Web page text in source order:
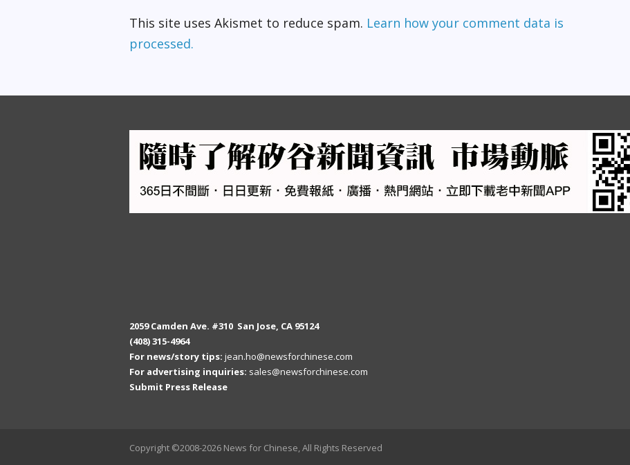
This site uses Akismet to reduce spam. Learn how your comment data is
processed.
2059 Camden Ave. #310 San Jose, CA 95124
(408) 315-4964
For news/story tips: jean.ho@newsforchinese.com
For advertising inquiries: sales@newsforchinese.com
Submit Press Release
Copyright ©2008-2026 News for Chinese, All Rights Reserved